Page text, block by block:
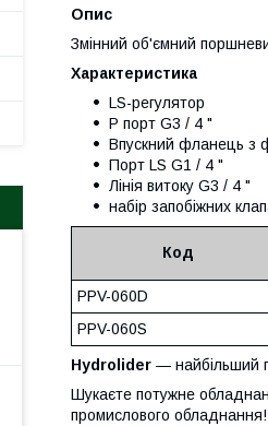
Опис
Змінний об'ємний
Характеристика
LS-регулятор
P порт G3 / 4 "
Впускний фланець
Порт LS G1 / 4 "
Лінія витоку G3 / 4 "
набір запобіжних
Код
PPV-060D
PPV-060S
Hydrolider — найбільший
Шукаєте потужне
промислового обладнання!